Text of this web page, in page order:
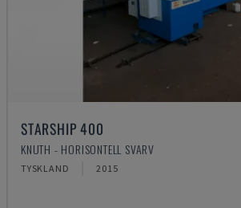
STARSHIP 400
KNUTH - HORISONTELL SVARV
TYSKLAND 2015